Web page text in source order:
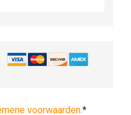
voorwaarden.*